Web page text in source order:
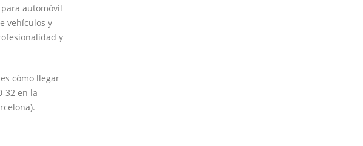
automóvil
vehículos y
y
cómo llegar
32 en la